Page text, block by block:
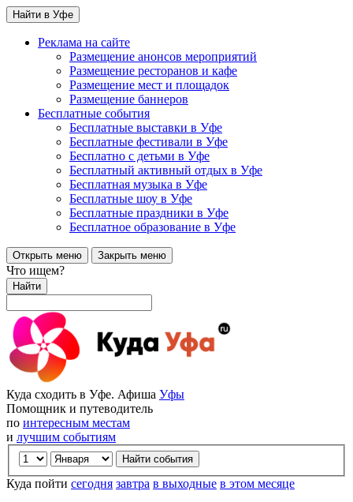
Найти в Уфе
Реклама на сайте
Размещение анонсов мероприятий
Размещение ресторанов и кафе
Размещение мест и площадок
Размещение баннеров
Бесплатные события
Бесплатные выставки в Уфе
Бесплатные фестивали в Уфе
Бесплатно с детьми в Уфе
Бесплатный активный отдых в Уфе
Бесплатная музыка в Уфе
Бесплатные шоу в Уфе
Бесплатные праздники в Уфе
Бесплатное образование в Уфе
Открыть меню Закрыть меню
Что ищем?
Найти
Куда сходить в Уфе. Афиша Уфы
Помощник и путеводитель
по интересным местам
и лучшим событиям
Куда пойти сегодня завтра в выходные в этом месяце